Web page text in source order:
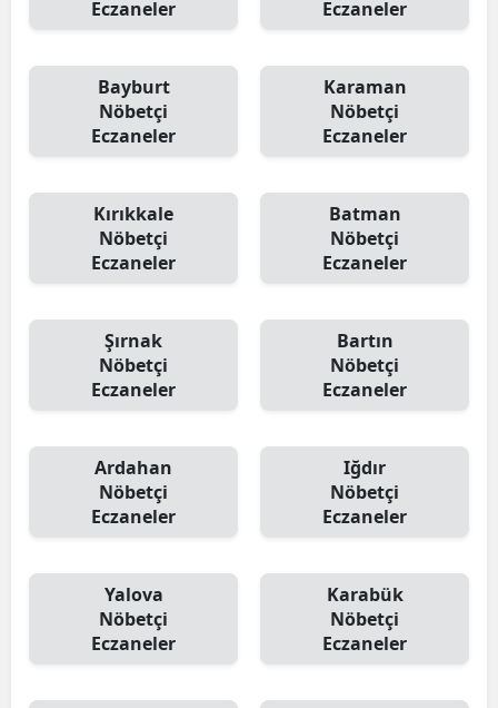
Eczaneler Eczaneler
Bayburt
Nöbetçi
Eczaneler
Karaman
Nöbetçi
Eczaneler
Kırıkkale
Nöbetçi
Eczaneler
Batman
Nöbetçi
Eczaneler
Şırnak
Nöbetçi
Eczaneler
Bartın
Nöbetçi
Eczaneler
Ardahan
Nöbetçi
Eczaneler
Iğdır
Nöbetçi
Eczaneler
Yalova
Nöbetçi
Eczaneler
Karabük
Nöbetçi
Eczaneler